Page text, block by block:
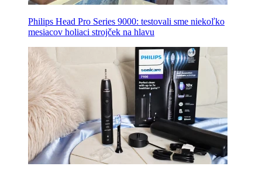
Philips Head Pro Series 9000: testovali sme niekoľko
mesiacov holiaci strojček na hlavu